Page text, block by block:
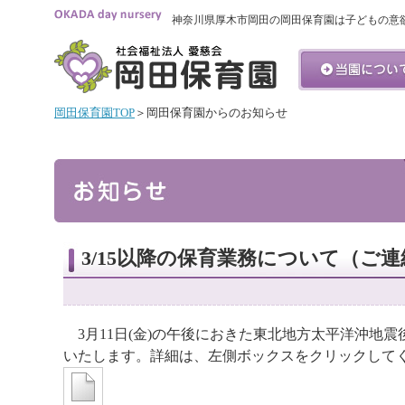
神奈川県厚木市岡田の岡田保育園は子どもの意
岡田保育園TOP ＞岡田保育園からのお知らせ
3/15以降の保育業務について（ご連
3月11日(金)の午後におきた東北地方太平洋沖地震
いたします。詳細は、左側ボックスをクリックして